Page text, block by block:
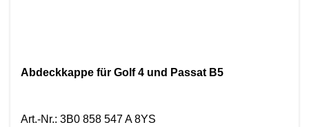
Abdeckkappe für Golf 4 und Passat B5
Art.-Nr.: 3B0 858 547 A 8YS